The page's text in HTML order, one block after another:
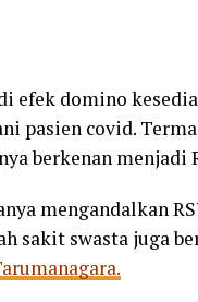
efek domino
pasien covid.
berkenan menjadi
mengandalkan
sakit swasta juga